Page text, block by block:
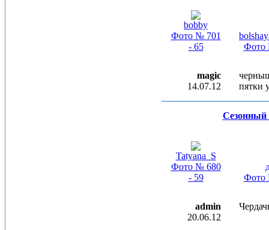
bobby
Фото № 701
- 65
Фото
magic
14.07.12
пятки
Tatyana_S
Фото № 680
- 59
Фото
admin
20.06.12